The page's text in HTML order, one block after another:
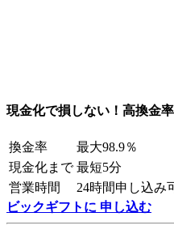
現金化で損しない！高換金
換金率
最大98.9％
現金化まで 最短5分
営業時間
24時間申し込み
ビックギフトに 申し込む